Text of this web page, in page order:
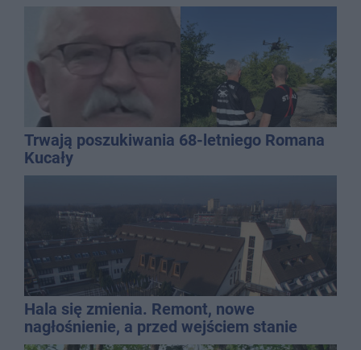
Trwają poszukiwania 68-letniego Romana
Kucały
Hala się zmienia. Remont, nowe
nagłośnienie, a przed wejściem stanie
QEMETICA ARENA